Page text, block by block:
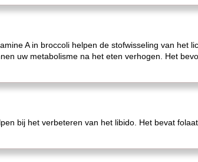
A in broccoli helpen de stofwisseling van het
uw metabolisme na het eten verhogen. Het
bij het verbeteren van het libido. Het bevat